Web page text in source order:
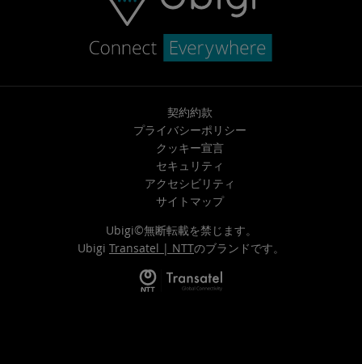
契約約款
プライバシーポリシー
クッキー宣言
セキュリティ
アクセシビリティ
サイトマップ
Ubigi©無断転載を禁じます。
Ubigi Transatel | NTTのブランドです。